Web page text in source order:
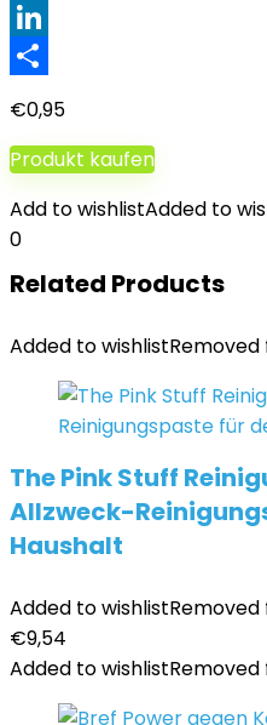
XING
LinkedIn
€0,95
Produkt kaufen
Add to wishlistAdded to
0
Related Products
Added to wishlist
The Pink Stuff
Allzweck-
Haushalt
Added to wishlist
€9,54
Added to wishlist